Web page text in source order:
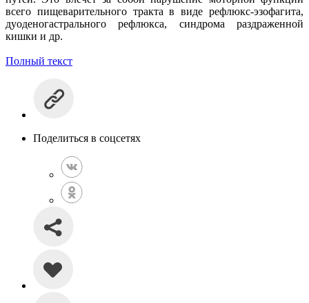
всего пищеварительного тракта в виде рефлюкс-эзофагита,
дуоденогастрального рефлюкса, синдрома раздраженной
кишки и др.
Полный текст
Поделиться в соцсетях